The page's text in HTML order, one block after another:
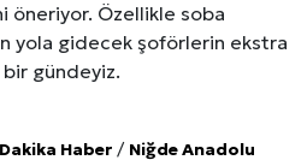
öneriyor. Özellikle soba
yola gidecek şoförlerin ekstra
gündeyiz.
Haber / Niğde Anadolu